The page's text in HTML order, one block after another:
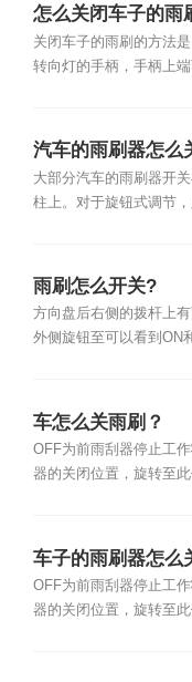
怎么关闭车子的雨
关闭车子的雨刷的方法
转向灯的手柄，手柄上端
汽车的雨刷器怎么
大部分汽车的雨刷器开
柱上。对于旋钮式调节，
雨刷怎么开关?
方向盘后右侧的拨杆上
外侧旋钮至可以看到ON
车怎么关雨刷？
OFF为前雨刮器停止工
器的关闭位置，旋转至
车子的雨刷器怎么
OFF为前雨刮器停止工
器的关闭位置，旋转至